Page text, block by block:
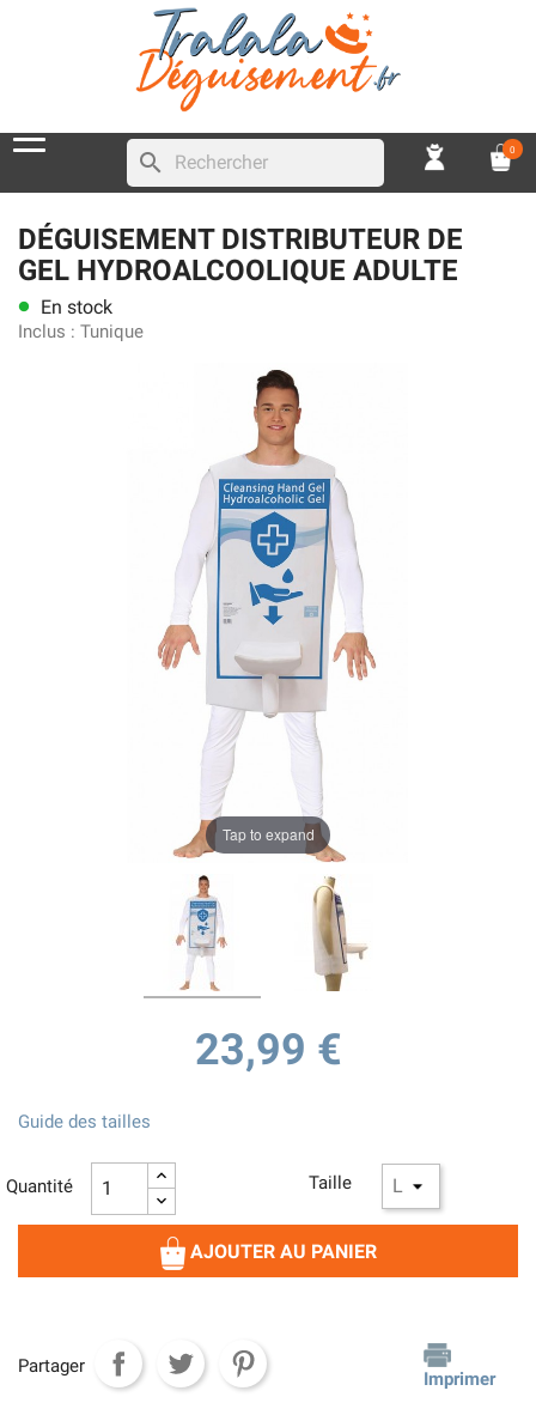
search 0
DÉGUISEMENT DISTRIBUTEUR DE
GEL HYDROALCOOLIQUE ADULTE
lens En stock
Inclus : Tunique
Tap to expand
23,99 €
Taille
Guide des tailles
Quantité
AJOUTER AU PANIER
Partager
Imprimer